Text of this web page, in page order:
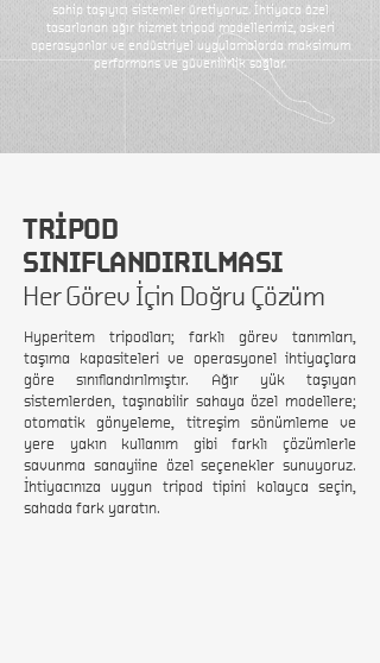
sahip taşıyıcı sistemler üretiyoruz. İhtiyaca özel
tasarlanan ağır hizmet tripod modellerimiz, askeri
operasyonlar ve endüstriyel uygulamalarda maksimum
performans ve güvenilirlik sağlar.
TRİPOD
SINIFLANDIRILMASI
Her Görev İçin Doğru Çözüm
Hyperitem tripodları; farklı görev tanımları,
taşıma kapasiteleri ve operasyonel ihtiyaçlara
göre sınıflandırılmıştır. Ağır yük taşıyan
sistemlerden, taşınabilir sahaya özel modellere;
otomatik gönyeleme, titreşim sönümleme ve
yere yakın kullanım gibi farklı çözümlerle
savunma sanayiine özel seçenekler sunuyoruz.
İhtiyacınıza uygun tripod tipini kolayca seçin,
sahada fark yaratın.